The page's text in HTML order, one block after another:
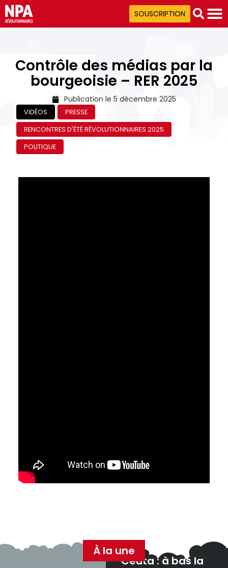
SOUSCRIPTION
Contrôle des médias par la
bourgeoisie – RER 2025
Publication le 5 décembre 2025
VIDÉOS
PRESSE
RENCONTRES D'ÉTÉ RÉVOLUTIONNAIRES 2025
POLITIQUE
À la une
Ceuta : à bas la